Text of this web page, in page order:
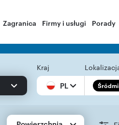
Zagranica Firmy i usługi Porady
Kraj
PL